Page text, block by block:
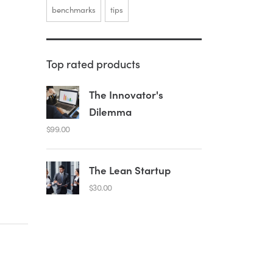
benchmarks tips
Top rated products
The Innovator's
Dilemma
$99.00
The Lean Startup
$30.00